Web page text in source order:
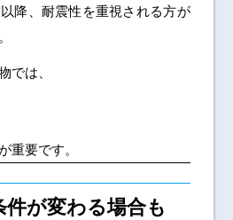
降、耐震性を重視される方が
では、
重要です。
が変わる場合も